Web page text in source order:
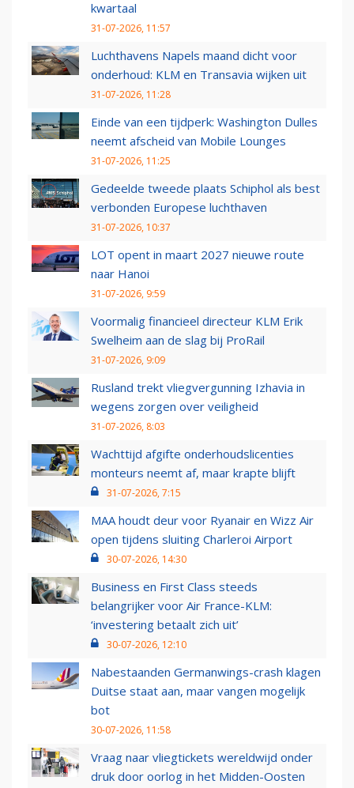
kwartaal
31-07-2026, 11:57
Luchthavens Napels maand dicht voor
onderhoud: KLM en Transavia wijken uit
31-07-2026, 11:28
Einde van een tijdperk: Washington Dulles
neemt afscheid van Mobile Lounges
31-07-2026, 11:25
Gedeelde tweede plaats Schiphol als best
verbonden Europese luchthaven
31-07-2026, 10:37
LOT opent in maart 2027 nieuwe route
naar Hanoi
31-07-2026, 9:59
Voormalig financieel directeur KLM Erik
Swelheim aan de slag bij ProRail
31-07-2026, 9:09
Rusland trekt vliegvergunning Izhavia in
wegens zorgen over veiligheid
31-07-2026, 8:03
Wachttijd afgifte onderhoudslicenties
monteurs neemt af, maar krapte blijft
31-07-2026, 7:15
MAA houdt deur voor Ryanair en Wizz Air
open tijdens sluiting Charleroi Airport
30-07-2026, 14:30
Business en First Class steeds
belangrijker voor Air France-KLM:
‘investering betaalt zich uit’
30-07-2026, 12:10
Nabestaanden Germanwings-crash klagen
Duitse staat aan, maar vangen mogelijk
bot
30-07-2026, 11:58
Vraag naar vliegtickets wereldwijd onder
druk door oorlog in het Midden-Oosten